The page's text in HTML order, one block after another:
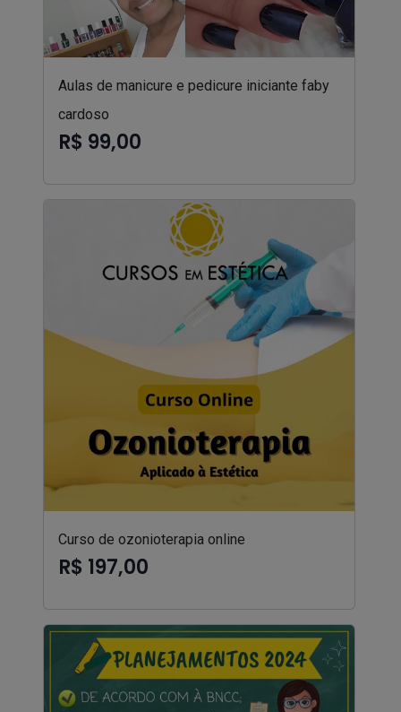
Aulas de manicure e pedicure iniciante faby
cardoso
R$ 99,00
Curso de ozonioterapia online
R$ 197,00